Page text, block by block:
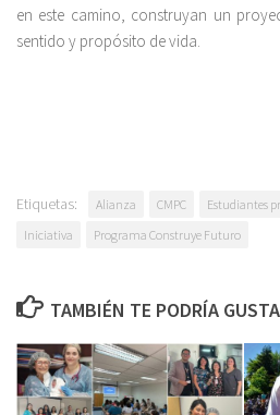
en este camino, construyan un
sentido y propósito de vida.
Etiquetas: Alianza CMPC Estudiantes
Iniciativa
Programa Construye Futuro
TAMBIÉN TE PODRÍA